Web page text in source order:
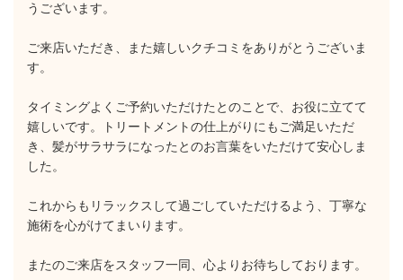
うございます。
ご来店いただき、また嬉しいクチコミをありがとうございま
す。
タイミングよくご予約いただけたとのことで、お役に立てて
嬉しいです。トリートメントの仕上がりにもご満足いただ
き、髪がサラサラになったとのお言葉をいただけて安心しま
した。
これからもリラックスして過ごしていただけるよう、丁寧な
施術を心がけてまいります。
またのご来店をスタッフ一同、心よりお待ちしております。